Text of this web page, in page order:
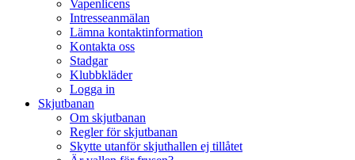
Vapenlicens
Intresseanmälan
Lämna kontaktinformation
Kontakta oss
Stadgar
Klubbkläder
Logga in
Skjutbanan
Om skjutbanan
Regler för skjutbanan
Skytte utanför skjuthallen ej tillåtet